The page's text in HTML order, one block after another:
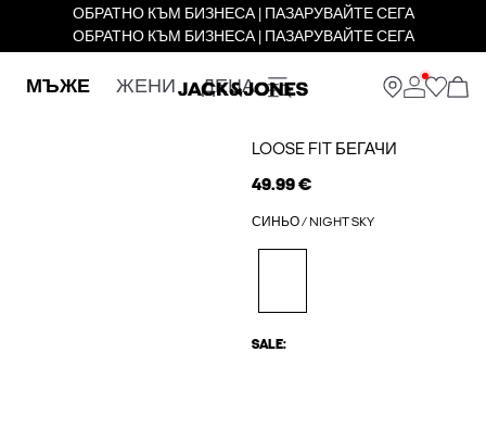
ОБРАТНО КЪМ БИЗНЕСА | ПАЗАРУВАЙТЕ СЕГА
ОБРАТНО КЪМ БИЗНЕСА | ПАЗАРУВАЙТЕ СЕГА
МЪЖЕ ЖЕНИ ДЕЦА
LOOSE FIT БЕГАЧИ
49.99 €
СИНЬО / NIGHT SKY
SALE: